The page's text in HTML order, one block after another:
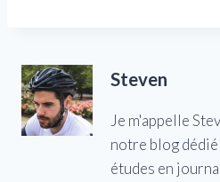
Steven
Je m'appelle
notre blog dédié
études en